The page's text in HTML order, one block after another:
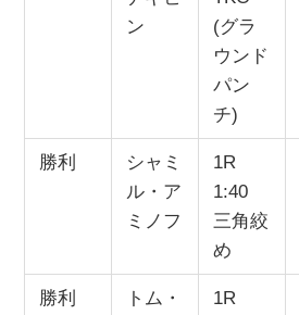
ン
(グラ
ウンド
パン
チ)
勝利
シャミ
ル・ア
ミノフ
1R
1:40
三角絞
め
勝利
トム・
1R